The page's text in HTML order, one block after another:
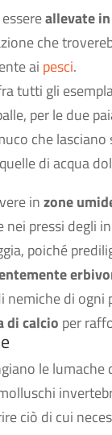
allevate
che
ai pesci.
tutti gli
per le due
che
di acqua
inzone
pressi degli
poiché
di
di calcio per
le
ciò di cui